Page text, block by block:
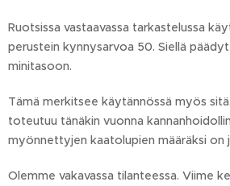
Ruotsissa vastaavassa tarkastelussa
perustein kynnysarvoa 50. Siellä
minitasoon.
Tämä merkitsee käytännössä myös
toteutuu tänäkin vuonna
myönnettyjen kaatolupien määräksi
Olemme vakavassa tilanteessa. Viime